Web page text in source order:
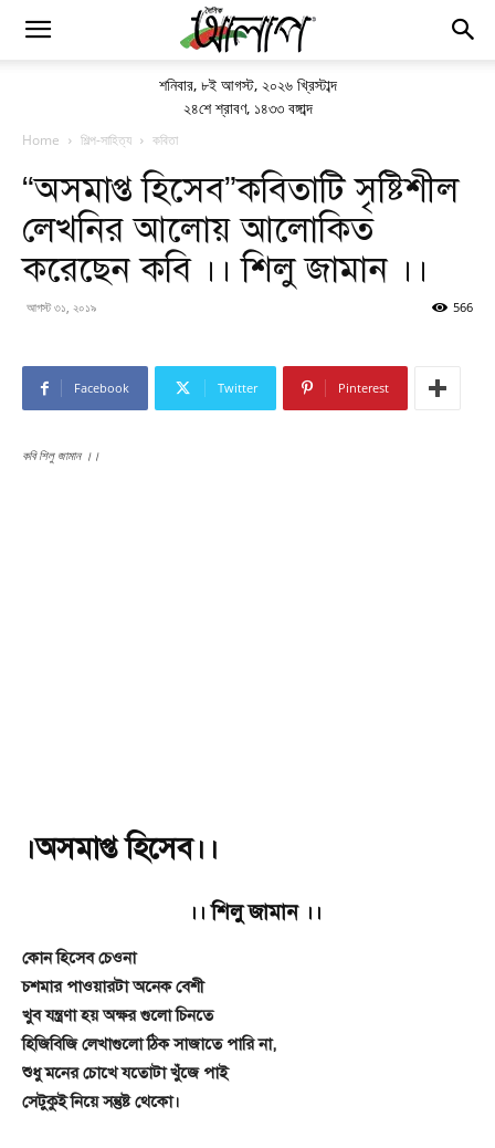
শনিবার, ৮ই আগস্ট, ২০২৬ খ্রিস্টাব্দ
২৪শে শ্রাবণ, ১৪৩৩ বঙ্গাব্দ
Home শিল্প-সাহিত্য কবিতা
“অসমাপ্ত হিসেব”কবিতাটি সৃষ্টিশীল
লেখনির আলোয় আলোকিত
করেছেন কবি ।। শিলু জামান ।।
আগস্ট ৩১, ২০১৯ 566
Facebook Twitter Pinterest
কবি শিলু জামান ।।
।অসমাপ্ত হিসেব।।
।। শিলু জামান ।।
কোন হিসেব চেওনা
চশমার পাওয়ারটা অনেক বেশী
খুব যন্ত্রণা হয় অক্ষর গুলো চিনতে
হিজিবিজি লেখাগুলো ঠিক সাজাতে পারি না,
শুধু মনের চোখে যতোটা খুঁজে পাই
সেটুকুই নিয়ে সন্তুষ্ট থেকো।